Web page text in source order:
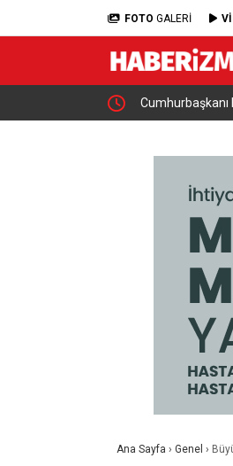
FOTO GALERİ
Cumhurbaşkanı
Ana Sayfa › Genel ›